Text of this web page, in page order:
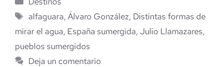
Etiquetas
alfaguara,Álvaro González, Distintas formas de
mirar el agua, España sumergida, Julio Llamazares,
pueblos sumergidos
Deja un comentario